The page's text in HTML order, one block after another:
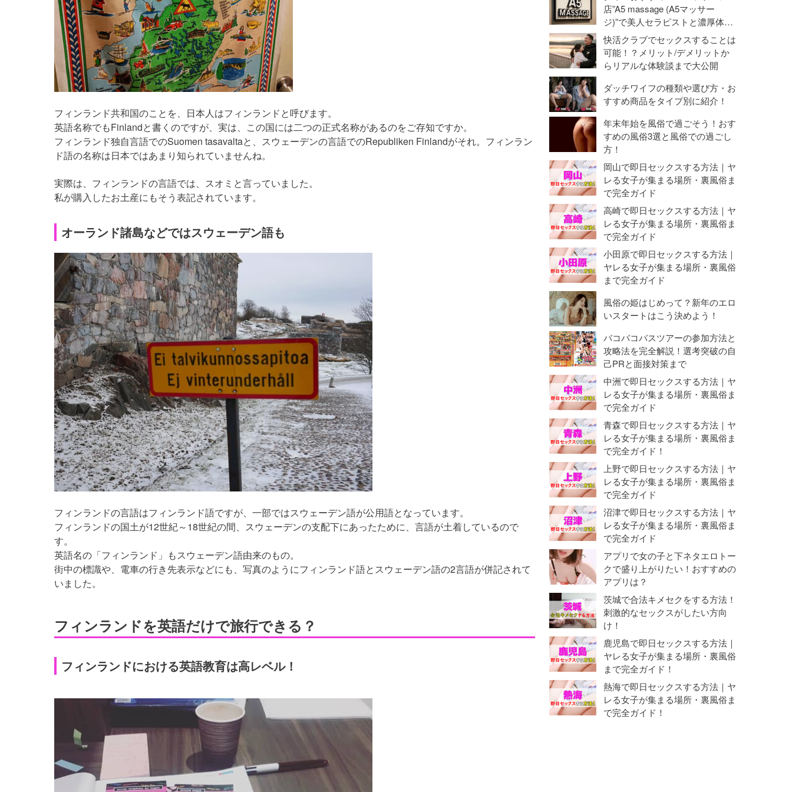
フィンランド共和国のことを、日本人はフィンランドと呼びます。
英語名称でもFinlandと書くのですが、実は、この国には二つの正式名称があるのをご存知ですか。
フィンランド独自言語でのSuomen tasavaltaと、スウェーデンの言語でのRepubliken Finlandがそれ。フィンラン
ド語の名称は日本ではあまり知られていませんね。
実際は、フィンランドの言語では、スオミと言っていました。
私が購入したお土産にもそう表記されています。
オーランド諸島などではスウェーデン語も
フィンランドの言語はフィンランド語ですが、一部ではスウェーデン語が公用語となっています。
フィンランドの国土が12世紀～18世紀の間、スウェーデンの支配下にあったために、言語が土着しているので
す。
英語名の「フィンランド」もスウェーデン語由来のもの。
街中の標識や、電車の行き先表示などにも、写真のようにフィンランド語とスウェーデン語の2言語が併記されて
いました。
フィンランドを英語だけで旅行できる？
フィンランドにおける英語教育は高レベル！
命勃発！
店”A5 massage (A5マッサー
ジ)”で美人セラピストと濃厚体験
【抜き・本番】
快活クラブでセックスすることは
可能！？メリット/デメリットか
らリアルな体験談まで大公開
ダッチワイフの種類や選び方・お
すすめ商品をタイプ別に紹介！
年末年始を風俗で過ごそう！おす
すめの風俗3選と風俗での過ごし
方！
岡山で即日セックスする方法｜ヤ
レる女子が集まる場所・裏風俗ま
で完全ガイド
高崎で即日セックスする方法｜ヤ
レる女子が集まる場所・裏風俗ま
で完全ガイド
小田原で即日セックスする方法｜
ヤレる女子が集まる場所・裏風俗
まで完全ガイド
風俗の姫はじめって？新年のエロ
いスタートはこう決めよう！
バコバコバスツアーの参加方法と
攻略法を完全解説！選考突破の自
己PRと面接対策まで
中洲で即日セックスする方法｜ヤ
レる女子が集まる場所・裏風俗ま
で完全ガイド
青森で即日セックスする方法｜ヤ
レる女子が集まる場所・裏風俗ま
で完全ガイド！
上野で即日セックスする方法｜ヤ
レる女子が集まる場所・裏風俗ま
で完全ガイド
沼津で即日セックスする方法｜ヤ
レる女子が集まる場所・裏風俗ま
で完全ガイド
アプリで女の子と下ネタエロトー
クで盛り上がりたい！おすすめの
アプリは？
茨城で合法キメセクをする方法！
刺激的なセックスがしたい方向
け！
鹿児島で即日セックスする方法｜
ヤレる女子が集まる場所・裏風俗
まで完全ガイド！
熱海で即日セックスする方法｜ヤ
レる女子が集まる場所・裏風俗ま
で完全ガイド！